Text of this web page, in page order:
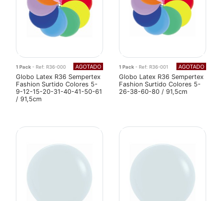
1 Pack - Ref: R36-000 AGOTADO
Globo Latex R36 Sempertex
Fashion Surtido Colores 5-
9-12-15-20-31-40-41-50-61
/ 91,5cm
1 Pack - Ref: R36-001 AGOTADO
Globo Latex R36 Sempertex
Fashion Surtido Colores 5-
26-38-60-80 / 91,5cm